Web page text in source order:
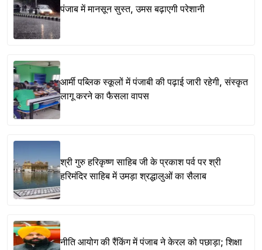
पंजाब में मानसून सुस्त, उमस बढ़ाएगी परेशानी
आर्मी पब्लिक स्कूलों में पंजाबी की पढ़ाई जारी रहेगी, संस्कृत
लागू करने का फैसला वापस
श्री गुरु हरिकृष्ण साहिब जी के प्रकाश पर्व पर श्री
हरिमंदिर साहिब में उमड़ा श्रद्धालुओं का सैलाब
नीति आयोग की रैंकिंग में पंजाब ने केरल को पछाड़ा; शिक्षा